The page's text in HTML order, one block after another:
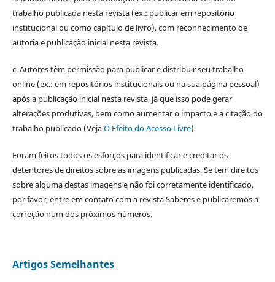
trabalho publicada nesta revista (ex.: publicar em repositório
institucional ou como capítulo de livro), com reconhecimento de
autoria e publicação inicial nesta revista.
c. Autores têm permissão para publicar e distribuir seu trabalho
online (ex.: em repositórios institucionais ou na sua página pessoal)
após a publicação inicial nesta revista, já que isso pode gerar
alterações produtivas, bem como aumentar o impacto e a citação do
trabalho publicado (VejaO Efeito do Acesso Livre).
Foram feitos todos os esforços para identificar e creditar os
detentores de direitos sobre as imagens publicadas. Se tem direitos
sobre alguma destas imagens e não foi corretamente identificado,
por favor, entre em contato com a revista Saberes e publicaremos a
correção num dos próximos números.
Artigos Semelhantes